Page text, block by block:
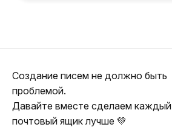
Создание писем не должно быть
проблемой.
Давайте вместе сделаем каждый
почтовый ящик лучше 💚